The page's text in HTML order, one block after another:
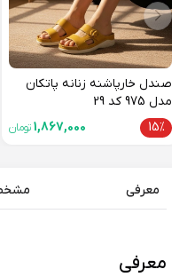
صندل خارپاشنه زنانه پاتکان
مدل 975 کد 29
15%
1,867,000تومان
معرفی مشخصات
معرفی